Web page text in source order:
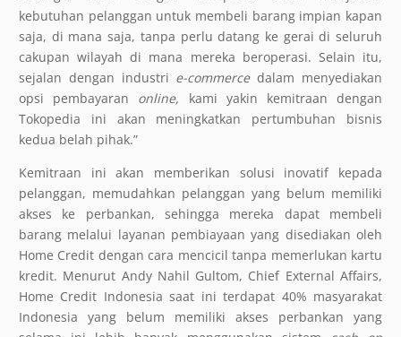
kebutuhan pelanggan untuk membeli barang impian kapan
saja, di mana saja, tanpa perlu datang ke gerai di seluruh
cakupan wilayah di mana mereka beroperasi. Selain itu,
sejalan dengan industri e-commercedalam menyediakan
opsi pembayaran online, kami yakin kemitraan dengan
Tokopedia ini akan meningkatkan pertumbuhan bisnis
kedua belah pihak.”
Kemitraan ini akan memberikan solusi inovatif kepada
pelanggan, memudahkan pelanggan yang belum memiliki
akses ke perbankan, sehingga mereka dapat membeli
barang melalui layanan pembiayaan yang disediakan oleh
Home Credit dengan cara mencicil tanpa memerlukan kartu
kredit. Menurut Andy Nahil Gultom, Chief External Affairs,
Home Credit Indonesia saat ini terdapat 40% masyarakat
Indonesia yang belum memiliki akses perbankan yang